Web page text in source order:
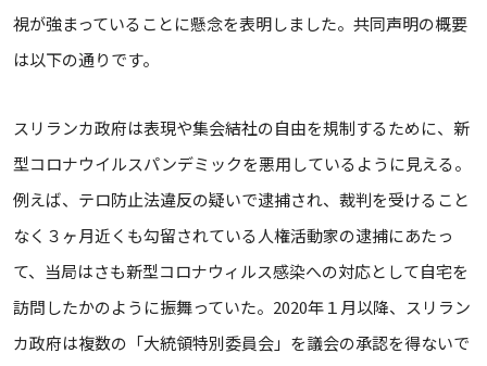
視が強まっていることに懸念を表明しました。共同声明の概要
は以下の通りです。
スリランカ政府は表現や集会結社の自由を規制するために、新
型コロナウイルスパンデミックを悪用しているように見える。
例えば、テロ防止法違反の疑いで逮捕され、裁判を受けること
なく３ヶ月近くも勾留されている人権活動家の逮捕にあたっ
て、当局はさも新型コロナウィルス感染への対応として自宅を
訪問したかのように振舞っていた。2020年１月以降、スリラン
カ政府は複数の「大統領特別委員会」を議会の承認を得ないで